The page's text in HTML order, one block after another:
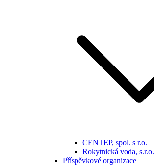
CENTEP, spol. s r.o.
Rokytnická voda, s.r.o.
Příspěvkové organizace